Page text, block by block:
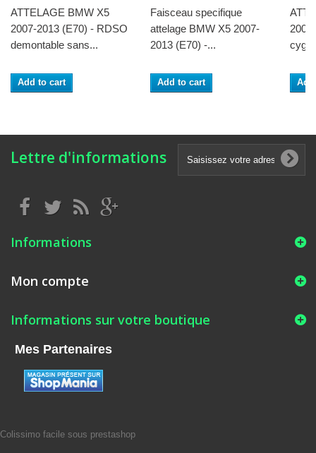
ATTELAGE BMW X5
2007-2013 (E70) - RDSO
demontable sans...
Add to cart
Faisceau specifique
attelage BMW X5 2007-
2013 (E70) -...
Add to cart
Lettre d'informations
Informations
Mon compte
Informations sur votre boutique
Mes Partenaires
Colissimo facile sous prestashop